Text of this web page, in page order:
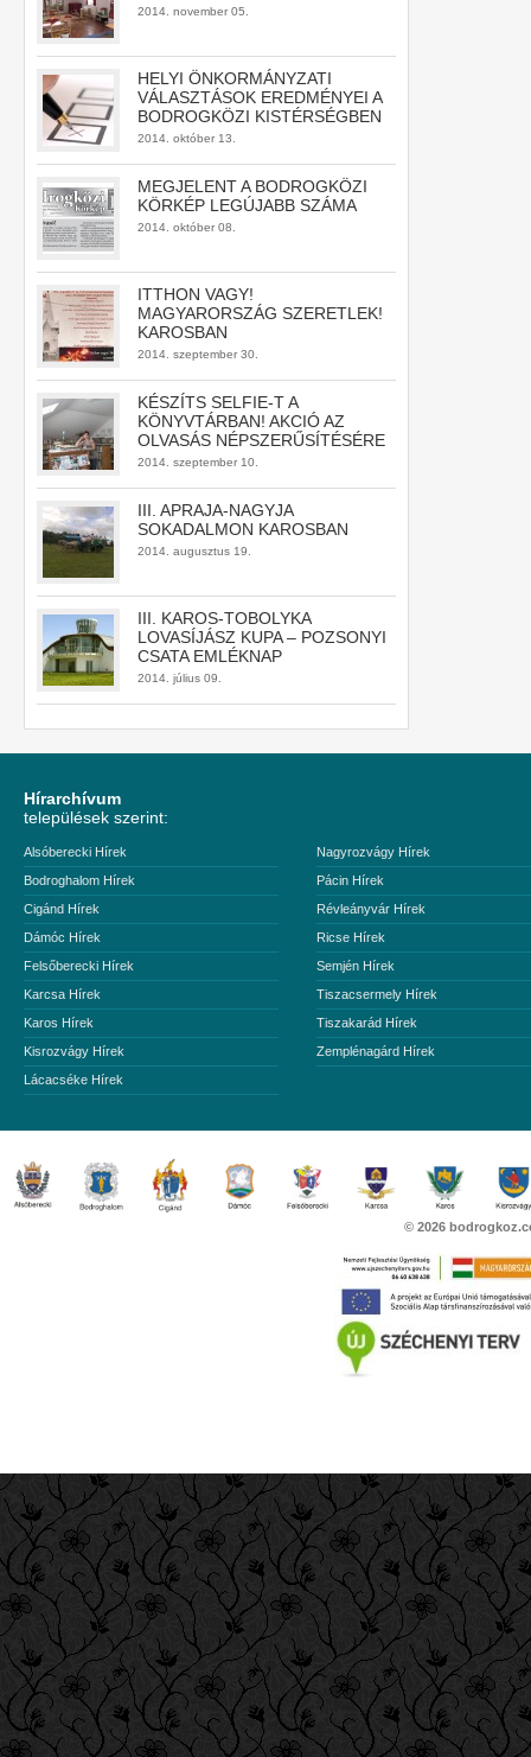
2014. november 05.
HELYI ÖNKORMÁNYZATI
VÁLASZTÁSOK EREDMÉNYEI A
BODROGKÖZI KISTÉRSÉGBEN
2014. október 13.
MEGJELENT A BODROGKÖZI
KÖRKÉP LEGÚJABB SZÁMA
2014. október 08.
ITTHON VAGY!
MAGYARORSZÁG SZERETLEK!
KAROSBAN
2014. szeptember 30.
KÉSZÍTS SELFIE-T A
KÖNYVTÁRBAN! AKCIÓ AZ
OLVASÁS NÉPSZERŰSÍTÉSÉRE
2014. szeptember 10.
III. APRAJA-NAGYJA
SOKADALMON KAROSBAN
2014. augusztus 19.
III. KAROS-TOBOLYKA
LOVASÍJÁSZ KUPA – POZSONYI
CSATA EMLÉKNAP
2014. július 09.
Hírarchívum
települések szerint:
Alsóberecki Hírek
Bodroghalom Hírek
Cigánd Hírek
Dámóc Hírek
Felsőberecki Hírek
Karcsa Hírek
Karos Hírek
Kisrozvágy Hírek
Lácacséke Hírek
Nagyrozvágy Hírek
Pácin Hírek
Révleányvár Hírek
Ricse Hírek
Semjén Hírek
Tiszacsermely Hírek
Tiszakarád Hírek
Zemplénagárd Hírek
© 2026